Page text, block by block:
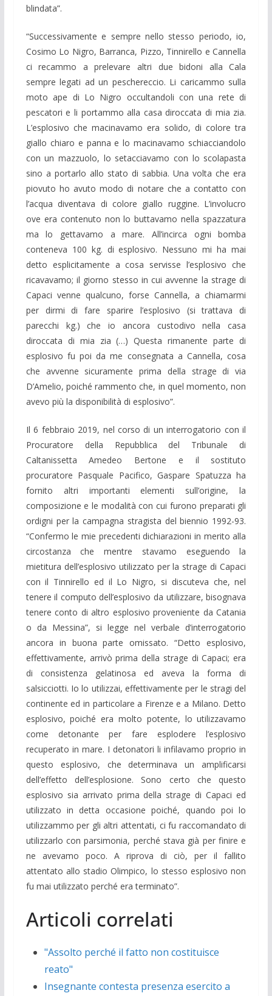
blindata”.
“Successivamente e sempre nello stesso periodo, io,
Cosimo Lo Nigro, Barranca, Pizzo, Tinnirello e Cannella
ci recammo a prelevare altri due bidoni alla Cala
sempre legati ad un peschereccio. Li caricammo sulla
moto ape di Lo Nigro occultandoli con una rete di
pescatori e li portammo alla casa diroccata di mia zia.
L’esplosivo che macinavamo era solido, di colore tra
giallo chiaro e panna e lo macinavamo schiacciandolo
con un mazzuolo, lo setacciavamo con lo scolapasta
sino a portarlo allo stato di sabbia. Una volta che era
piovuto ho avuto modo di notare che a contatto con
l’acqua diventava di colore giallo ruggine. L’involucro
ove era contenuto non lo buttavamo nella spazzatura
ma lo gettavamo a mare. All’incirca ogni bomba
conteneva 100 kg. di esplosivo. Nessuno mi ha mai
detto esplicitamente a cosa servisse l’esplosivo che
ricavavamo; il giorno stesso in cui avvenne la strage di
Capaci venne qualcuno, forse Cannella, a chiamarmi
per dirmi di fare sparire l’esplosivo (si trattava di
parecchi kg.) che io ancora custodivo nella casa
diroccata di mia zia (…) Questa rimanente parte di
esplosivo fu poi da me consegnata a Cannella, cosa
che avvenne sicuramente prima della strage di via
D’Amelio, poiché rammento che, in quel momento, non
avevo più la disponibilità di esplosivo”.
Il 6 febbraio 2019, nel corso di un interrogatorio con il
Procuratore della Repubblica del Tribunale di
Caltanissetta Amedeo Bertone e il sostituto
procuratore Pasquale Pacifico, Gaspare Spatuzza ha
fornito altri importanti elementi sull’origine, la
composizione e le modalità con cui furono preparati gli
ordigni per la campagna stragista del biennio 1992-93.
“Confermo le mie precedenti dichiarazioni in merito alla
circostanza che mentre stavamo eseguendo la
mietitura dell’esplosivo utilizzato per la strage di Capaci
con il Tinnirello ed il Lo Nigro, si discuteva che, nel
tenere il computo dell’esplosivo da utilizzare, bisognava
tenere conto di altro esplosivo proveniente da Catania
o da Messina”, si legge nel verbale d’interrogatorio
ancora in buona parte omissato. “Detto esplosivo,
effettivamente, arrivò prima della strage di Capaci; era
di consistenza gelatinosa ed aveva la forma di
salsicciotti. Io lo utilizzai, effettivamente per le stragi del
continente ed in particolare a Firenze e a Milano. Detto
esplosivo, poiché era molto potente, lo utilizzavamo
come detonante per fare esplodere l’esplosivo
recuperato in mare. I detonatori li infilavamo proprio in
questo esplosivo, che determinava un amplificarsi
dell’effetto dell’esplosione. Sono certo che questo
esplosivo sia arrivato prima della strage di Capaci ed
utilizzato in detta occasione poiché, quando poi lo
utilizzammo per gli altri attentati, ci fu raccomandato di
utilizzarlo con parsimonia, perché stava già per finire e
ne avevamo poco. A riprova di ciò, per il fallito
attentato allo stadio Olimpico, lo stesso esplosivo non
fu mai utilizzato perché era terminato”.
Articoli correlati
"Assolto perché il fatto non costituisce
reato"
Insegnante contesta presenza esercito a